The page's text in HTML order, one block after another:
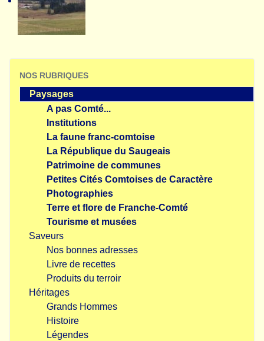
NOS RUBRIQUES
Paysages
A pas Comté...
Institutions
La faune franc-comtoise
La République du Saugeais
Patrimoine de communes
Petites Cités Comtoises de Caractère
Photographies
Terre et flore de Franche-Comté
Tourisme et musées
Saveurs
Nos bonnes adresses
Livre de recettes
Produits du terroir
Héritages
Grands Hommes
Histoire
Légendes